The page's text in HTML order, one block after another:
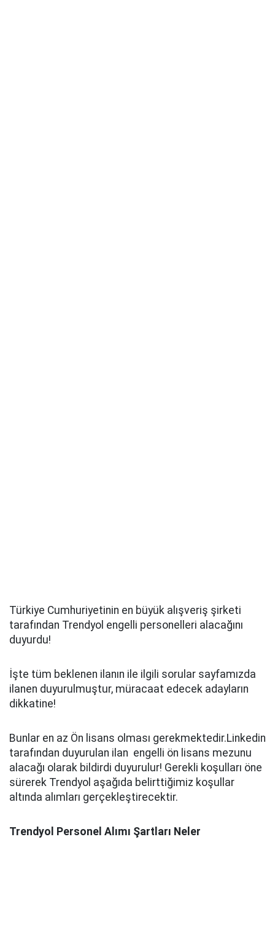
Türkiye Cumhuriyetinin en büyük alışveriş şirketi
tarafından Trendyol engelli personelleri alacağını
duyurdu!
İşte tüm beklenen ilanın ile ilgili sorular sayfamızda
ilanen duyurulmuştur, müracaat edecek adayların
dikkatine!
Bunlar en az Ön lisans olması gerekmektedir.Linkedin
tarafından duyurulan ilan engelli ön lisans mezunu
alacağı olarak bildirdi duyurulur! Gerekli koşulları öne
sürerek Trendyol aşağıda belirttiğimiz koşullar
altında alımları gerçekleştirecektir.
Trendyol Personel Alımı Şartları Neler